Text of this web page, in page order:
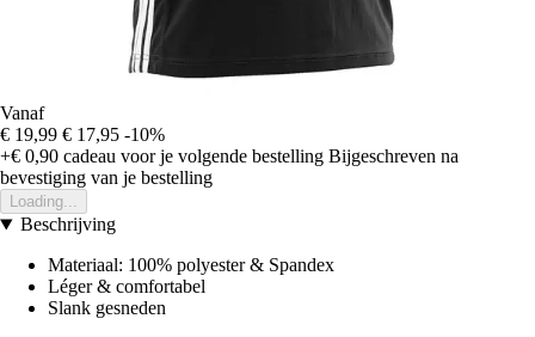
Vanaf
€ 19,99 € 17,95 -10%
+€ 0,90 cadeau voor je volgende bestelling Bijgeschreven na
bevestiging van je bestelling
Loading...
Beschrijving
Materiaal: 100% polyester & Spandex
Léger & comfortabel
Slank gesneden